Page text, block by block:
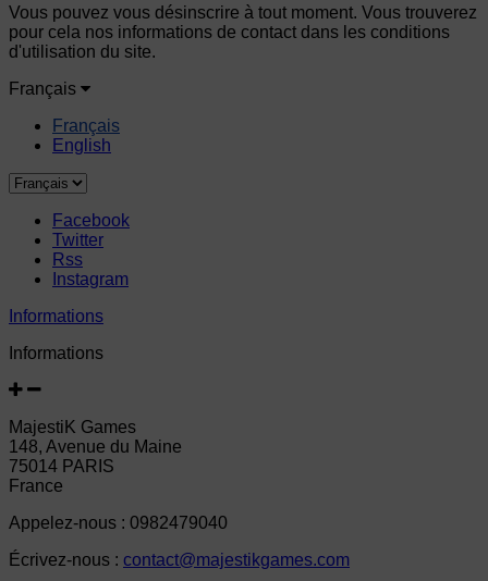
Vous pouvez vous désinscrire à tout moment. Vous trouverez
pour cela nos informations de contact dans les conditions
d'utilisation du site.
Français
Français
English
Facebook
Twitter
Rss
Instagram
Informations
Informations
MajestiK Games
148, Avenue du Maine
75014 PARIS
France
Appelez-nous : 0982479040
Écrivez-nous : contact@majestikgames.com